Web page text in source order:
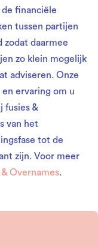
de financiële
tussen partijen
zodat daarmee
zo klein mogelijk
adviseren. Onze
ervaring om u
fusies &
van het
tot de
zijn. Voor meer
& Overnames.